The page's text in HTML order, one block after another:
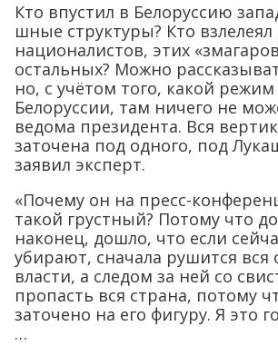
Кто впустил в Белоруссию
шные структуры? Кто взлелеял
националистов, этих
остальных? Можно
но, с учётом того, какой
Белоруссии, там ничего не
ведома президента. Вся
заточена под одного, под
заявил эксперт.
«Почему он на пресс-
такой грустный? Потому что
наконец, дошло, что если
убирают, сначала рушится вся
власти, а следом за ней со
пропасть вся страна, потому
заточено на его фигуру. Я это
…